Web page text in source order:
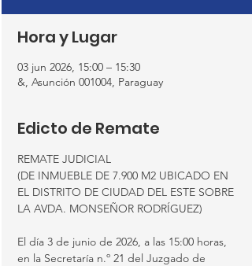
Hora y Lugar
03 jun 2026, 15:00 – 15:30
&, Asunción 001004, Paraguay
Edicto de Remate
REMATE JUDICIAL
(DE INMUEBLE DE 7.900 M2 UBICADO EN
EL DISTRITO DE CIUDAD DEL ESTE SOBRE
LA AVDA. MONSEÑOR RODRÍGUEZ)
El día 3 de junio de 2026, a las 15:00 horas,
en la Secretaría n.º 21 del Juzgado de